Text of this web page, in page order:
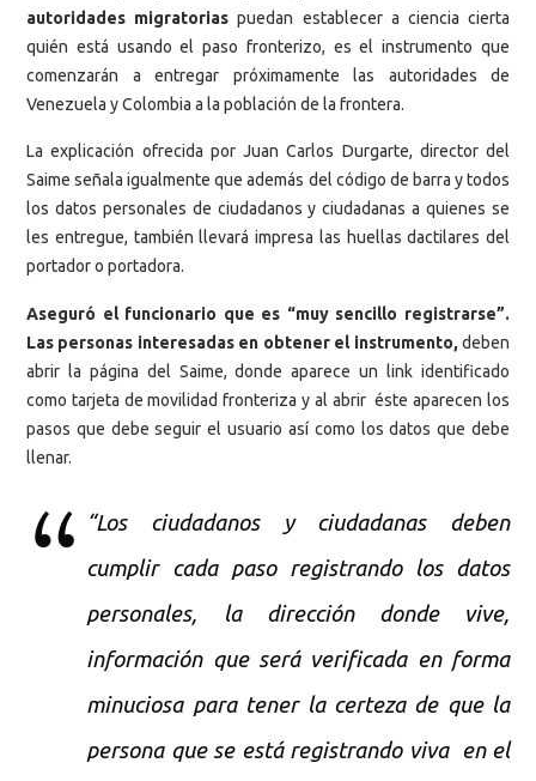
autoridades migratorias puedan establecer a ciencia cierta
quién está usando el paso fronterizo, es el instrumento que
comenzarán a entregar próximamente las autoridades de
Venezuela y Colombia a la población de la frontera.
La explicación ofrecida por Juan Carlos Durgarte, director del
Saime señala igualmente que además del código de barra y todos
los datos personales de ciudadanos y ciudadanas a quienes se
les entregue, también llevará impresa las huellas dactilares del
portador o portadora.
Aseguró el funcionario que es “muy sencillo registrarse”.
Las personas interesadas en obtener el instrumento, deben
abrir la página del Saime, donde aparece un link identificado
como tarjeta de movilidad fronteriza y al abrir éste aparecen los
pasos que debe seguir el usuario así como los datos que debe
llenar.
“Los ciudadanos y ciudadanas deben
cumplir cada paso registrando los datos
personales, la dirección donde vive,
información que será verificada en forma
minuciosa para tener la certeza de que la
persona que se está registrando viva en el